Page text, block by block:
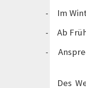
-
Im
- Ab
-
Des